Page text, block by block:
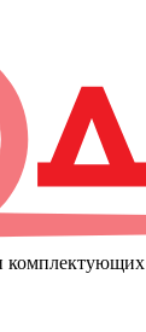
комплектующих